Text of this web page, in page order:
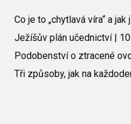
Co je to „chytlavá víra“ a
Ježíšův plán učednictví |
Podobenství o ztracené
Tři způsoby, jak na